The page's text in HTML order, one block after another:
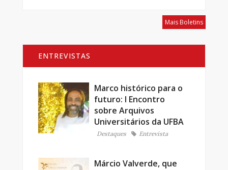
Mais Boletins
ENTREVISTAS
Marco histórico para o
futuro: I Encontro
sobre Arquivos
Universitários da UFBA
Destaques Entrevista
Márcio Valverde, que